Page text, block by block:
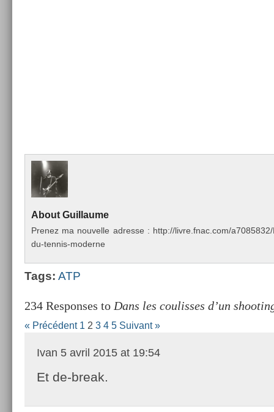
About Guil­laume
Pre­nez ma nouvel­le ad­resse : http://livre.fnac.com/
du-tennis-moderne
Tags: ATP
234 Responses to Dans les coulisses d’un
« Précédent 1 2 3 4 5 Suivant »
Ivan 5 avril 2015 at 19:54
Et de-break.